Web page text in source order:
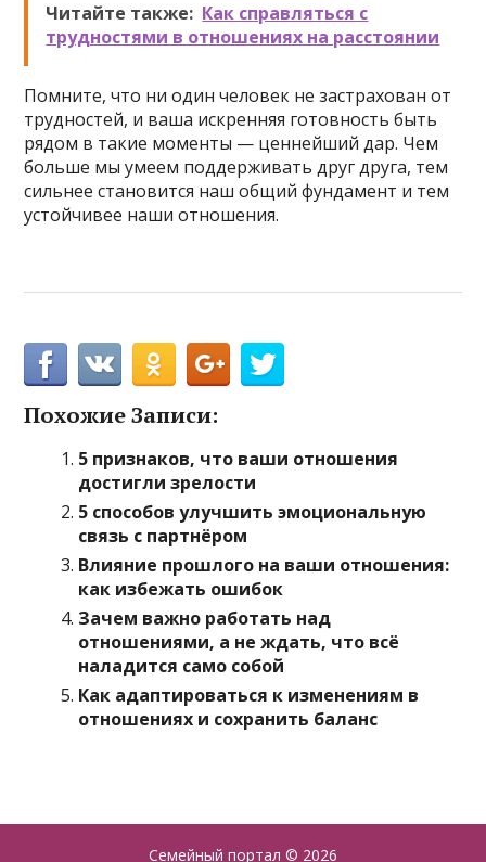
Читайте также: Как справляться с
трудностями в отношениях на расстоянии
Помните, что ни один человек не застрахован от
трудностей, и ваша искренняя готовность быть
рядом в такие моменты — ценнейший дар. Чем
больше мы умеем поддерживать друг друга, тем
сильнее становится наш общий фундамент и тем
устойчивее наши отношения.
Похожие Записи:
5 признаков, что ваши отношения
достигли зрелости
5 способов улучшить эмоциональную
связь с партнёром
Влияние прошлого на ваши отношения:
как избежать ошибок
Зачем важно работать над
отношениями, а не ждать, что всё
наладится само собой
Как адаптироваться к изменениям в
отношениях и сохранить баланс
Семейный портал © 2026